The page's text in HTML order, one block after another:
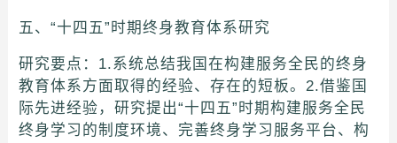
五、“十四五”时期终身教育体系研究
研究要点：1.系统总结我国在构建服务全民的终身
教育体系方面取得的经验、存在的短板。2.借鉴国
际先进经验，研究提出“十四五”时期构建服务全民
终身学习的制度环境、完善终身学习服务平台、构